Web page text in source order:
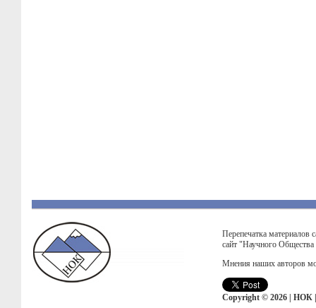
Перепечатка материалов
сайт "Научного
Мнения наших авторов
Copyright © 2026 | НОК